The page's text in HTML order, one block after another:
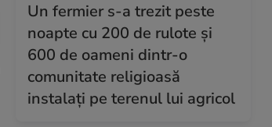
Un fermier s-a trezit peste
noapte cu 200 de rulote și
600 de oameni dintr-o
comunitate religioasă
instalați pe terenul lui agricol